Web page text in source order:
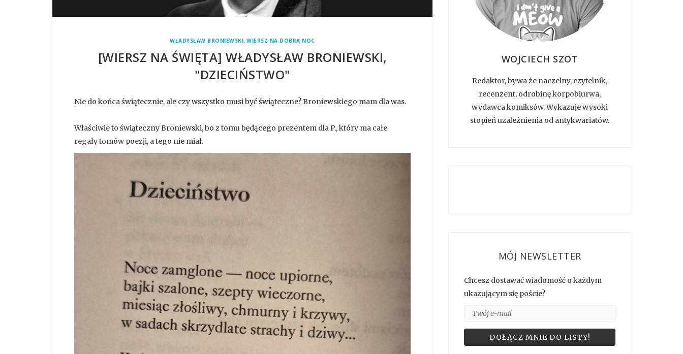
WŁADYSŁAW BRONIEWSKI,WIERSZ NA DOBRĄ NOC
[WIERSZ NA ŚWIĘTA] WŁADYSŁAW BRONIEWSKI,
"DZIECIŃSTWO"
Nie do końca świątecznie, ale czy wszystko musi być świąteczne? Broniewskiego mam dla was.
Właściwie to świąteczny Broniewski, bo z tomu będącego prezentem dla P., który ma całe
regały tomów poezji, a tego nie miał.
WOJCIECH SZOT
Redaktor, bywa że naczelny, czytelnik,
recenzent, odrobinę korpobiurwa,
wydawca komiksów. Wykazuje wysoki
stopień uzależnienia od antykwariatów.
MÓJ NEWSLETTER
Chcesz dostawać wiadomość o każdym
ukazującym się poście?